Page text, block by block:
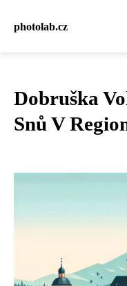
photolab.cz
Dobruška
Snů V